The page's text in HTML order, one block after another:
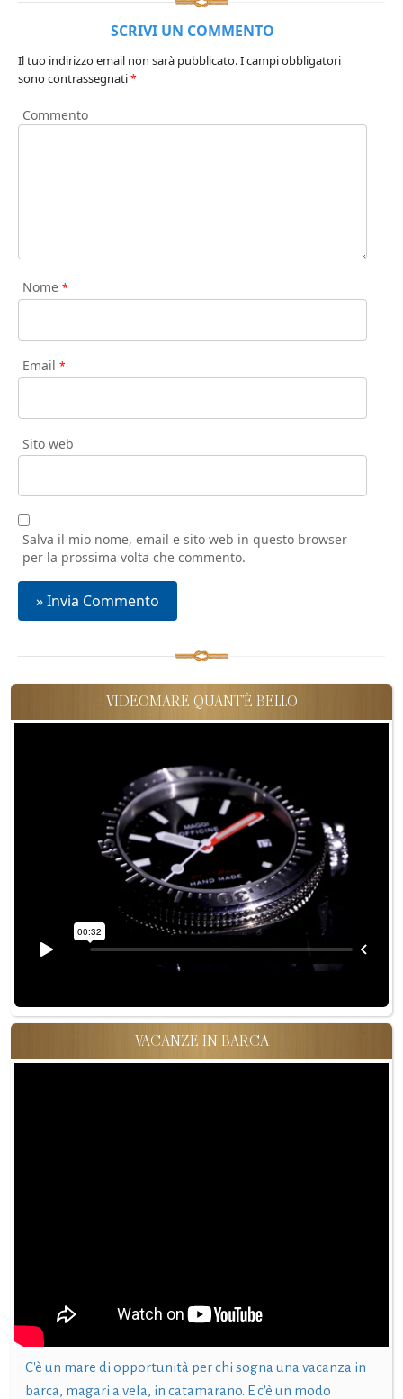
SCRIVI UN COMMENTO
Il tuo indirizzo email non sarà pubblicato.I campi obbligatori
sono contrassegnati*
Commento
Nome *
Email *
Sito web
Salva il mio nome, email e sito web in questo browser
per la prossima volta che commento.
VIDEOMARE QUANT'È BELLO
VACANZE IN BARCA
C'è un mare di opportunità per chi sogna una vacanza in
barca, magari a vela, in catamarano. E c'è un modo